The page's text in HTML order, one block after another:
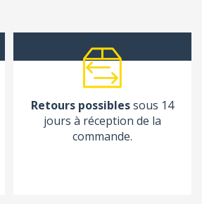
Retours possiblessous 14
jours à réception de la
commande.